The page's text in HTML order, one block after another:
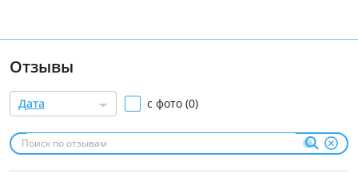
Отзывы
Дата с фото (0)